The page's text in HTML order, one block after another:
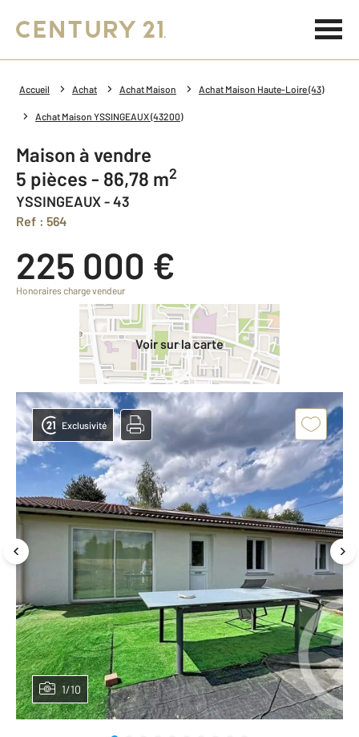
Accueil Achat Achat Maison Achat Maison Haute-Loire (43)
Achat Maison YSSINGEAUX (43200)
Maison à vendre
5 pièces - 86,78 m2
YSSINGEAUX - 43
Ref : 564
225 000 €
Honoraires charge vendeur
Voir sur la carte
1/10
Exclusivité